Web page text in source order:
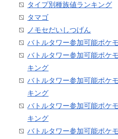
タイプ別種族値ランキング
タマゴ
ノモセだいしつげん
バトルタワー参加可能ポケ
バトルタワー参加可能ポケ
キング
バトルタワー参加可能ポケ
キング
バトルタワー参加可能ポケ
キング
バトルタワー参加可能ポケ